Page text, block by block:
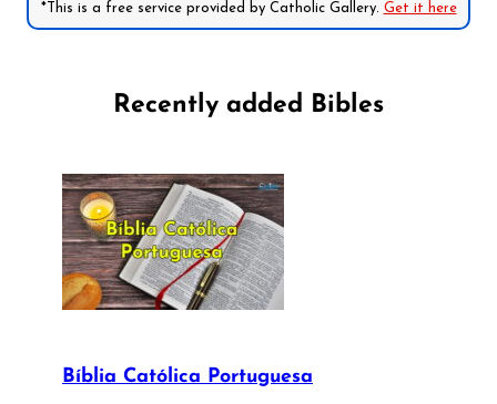
*This is a free service provided by Catholic Gallery. Get it here
Recently added Bibles
Bíblia Católica Portuguesa